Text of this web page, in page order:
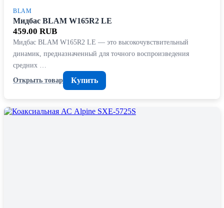
BLAM
Мидбас BLAM W165R2 LE
459.00 RUB
Мидбас BLAM W165R2 LE — это высокочувствительный
динамик, предназначенный для точного воспроизведения
средних …
Открыть товар
Купить